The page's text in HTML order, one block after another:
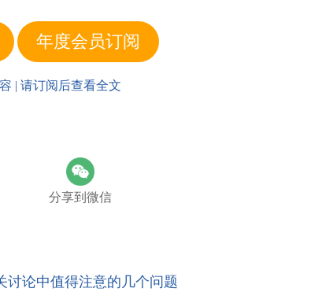
年度会员订阅
| 请订阅后查看全文
分享到微信
讨论中值得注意的几个问题